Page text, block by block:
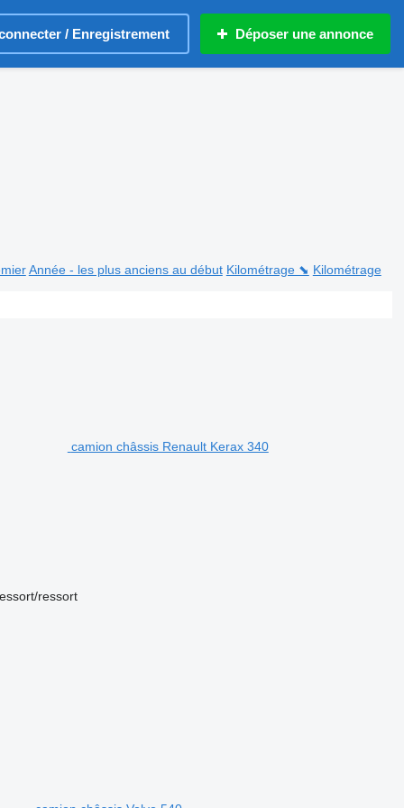
/ Enregistrement Déposer une annonce
Année - les plus anciens au début Kilométrage ⬊ Kilométrage
camion châssis Renault Kerax 340
ressort